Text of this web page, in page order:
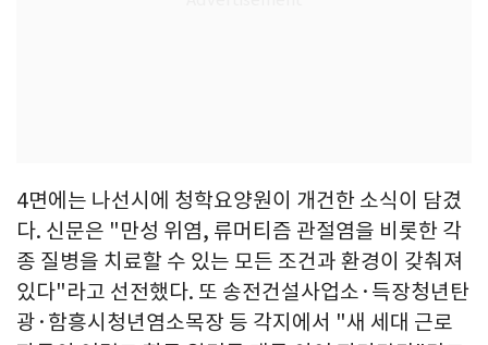
4면에는 나선시에 청학요양원이 개건한 소식이 담겼
다. 신문은 "만성 위염, 류머티즘 관절염을 비롯한 각
종 질병을 치료할 수 있는 모든 조건과 환경이 갖춰져
있다"라고 선전했다. 또 송전건설사업소·득장청년탄
광·함흥시청년염소목장 등 각지에서 "새 세대 근로